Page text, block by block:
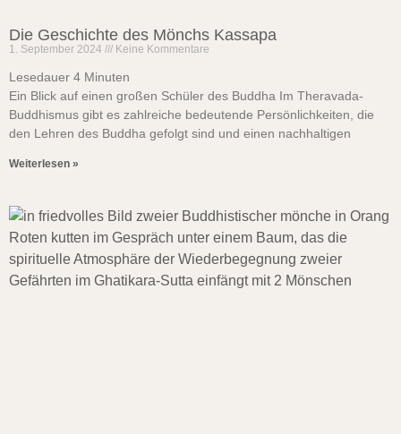
Die Geschichte des Mönchs Kassapa
1. September 2024 Keine Kommentare
Lesedauer 4 Minuten
Ein Blick auf einen großen Schüler des Buddha Im Theravada-
Buddhismus gibt es zahlreiche bedeutende Persönlichkeiten, die
den Lehren des Buddha gefolgt sind und einen nachhaltigen
Weiterlesen »